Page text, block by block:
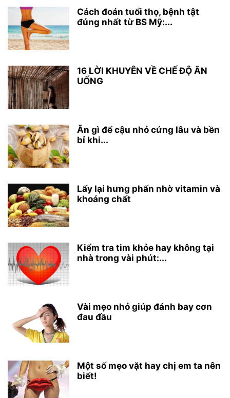
Cách đoán tuổi thọ, bệnh tật
đúng nhất từ BS Mỹ:...
16 LỜI KHUYÊN VỀ CHẾ ĐỘ ĂN
UỐNG
Ăn gì để cậu nhỏ cứng lâu và bền
bỉ khi...
Lấy lại hưng phấn nhờ vitamin và
khoáng chất
Kiểm tra tim khỏe hay không tại
nhà trong vài phút:...
Vài mẹo nhỏ giúp đánh bay cơn
đau đầu
Một số mẹo vặt hay chị em ta nên
biết!